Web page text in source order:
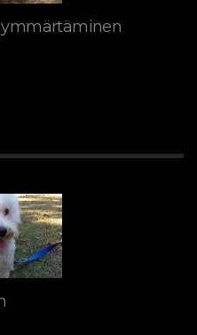
ymmärtäminen